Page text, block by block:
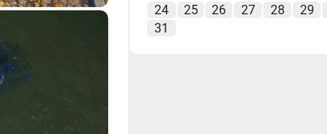
24
25 26 27 28
29
31